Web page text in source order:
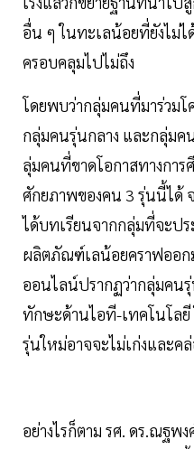
อื่น ๆ ในทะเลน้อยที่ยังไม่ไ
ครอบคลุมไปไม่ถึง
โดยพบว่ากลุ่มคนที่มาร่วมโ
กลุ่มคนรุ่นกลาง และกลุ่ม
ลุ่มคนที่ขาดโอกาสทางกา
ศักยภาพของคน 3 รุ่นนี้ได้
ได้บทเรียนจากกลุ่มที่จะปร
ผลิตภัณฑ์เลน้อยคราฟออก
ออนไลน์ปรากฏว่ากลุ่มคน
ทักษะด้านไอที-เทคโนโล
รุ่นใหม่อาจจะไม่เก่งและค
อย่างไรก็ตาม รศ. ดร.ณฐพง